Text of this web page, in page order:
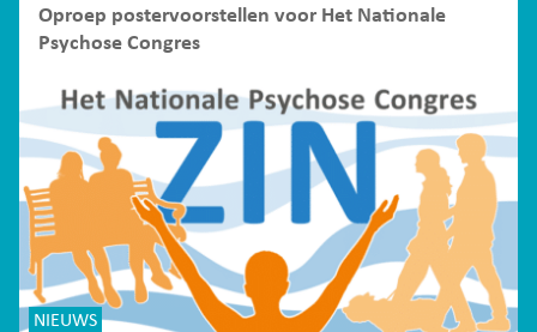
Oproep postervoorstellen voor Het Nationale
Psychose Congres
NIEUWS